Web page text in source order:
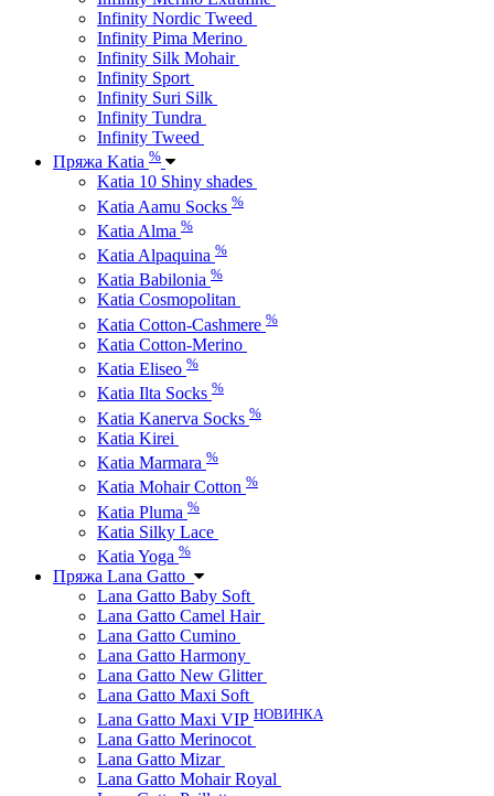
Infinity Nordic Tweed
Infinity Pima Merino
Infinity Silk Mohair
Infinity Sport
Infinity Suri Silk
Infinity Tundra
Infinity Tweed
Пряжа Katia %
Katia 10 Shiny shades
Katia Aamu Socks %
Katia Alma %
Katia Alpaquina %
Katia Babilonia %
Katia Cosmopolitan
Katia Cotton-Cashmere %
Katia Cotton-Merino
Katia Eliseo %
Katia Ilta Socks %
Katia Kanerva Socks %
Katia Kirei
Katia Marmara %
Katia Mohair Cotton %
Katia Pluma %
Katia Silky Lace
Katia Yoga %
Пряжа Lana Gatto
Lana Gatto Baby Soft
Lana Gatto Camel Hair
Lana Gatto Cumino
Lana Gatto Harmony
Lana Gatto New Glitter
Lana Gatto Maxi Soft
Lana Gatto Maxi VIP НОВИНКА
Lana Gatto Merinocot
Lana Gatto Mizar
Lana Gatto Mohair Royal